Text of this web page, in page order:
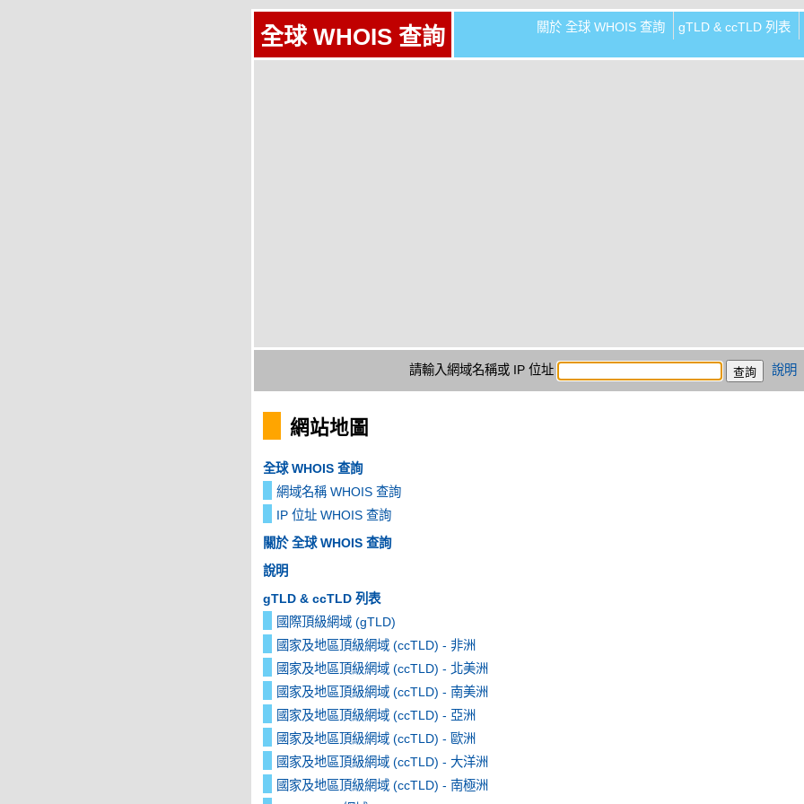
全球 WHOIS 查詢 關於 全球 WHOIS 查詢 gTLD & ccTLD 列表
請輸入網域名稱或 IP 位址 說明
網站地圖
全球 WHOIS 查詢
網域名稱 WHOIS 查詢
IP 位址 WHOIS 查詢
關於 全球 WHOIS 查詢
說明
gTLD & ccTLD 列表
國際頂級網域 (gTLD)
國家及地區頂級網域 (ccTLD) - 非洲
國家及地區頂級網域 (ccTLD) - 北美洲
國家及地區頂級網域 (ccTLD) - 南美洲
國家及地區頂級網域 (ccTLD) - 亞洲
國家及地區頂級網域 (ccTLD) - 歐洲
國家及地區頂級網域 (ccTLD) - 大洋洲
國家及地區頂級網域 (ccTLD) - 南極洲